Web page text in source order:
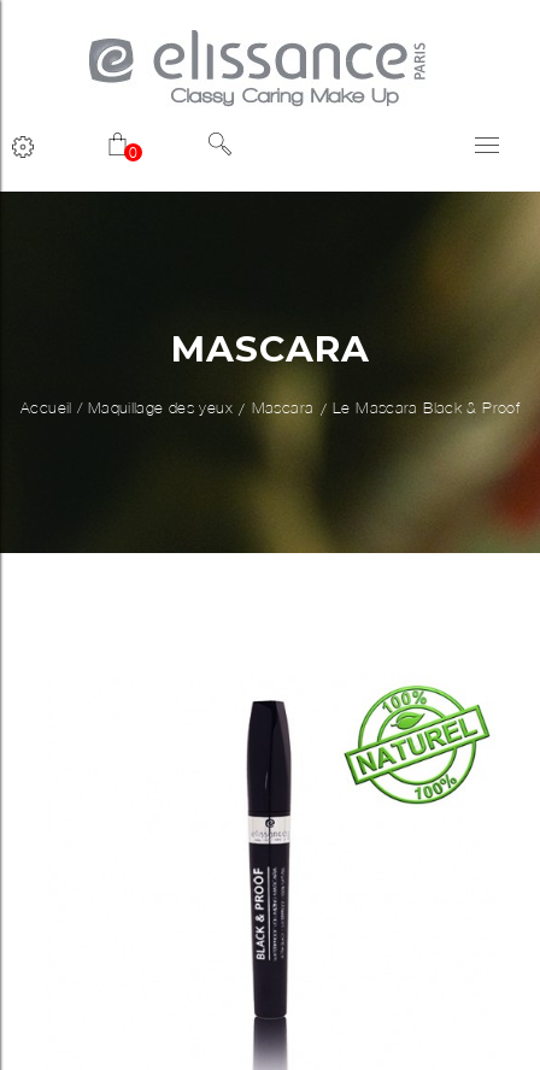
0
MASCARA
Accueil / Maquillage des yeux Mascara Le Mascara Black & Proof